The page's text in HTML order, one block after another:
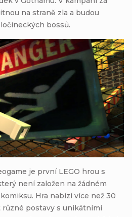
na straně zla a budou
bossů.
je první LEGO hrou s
není založen na žádném
Hra nabízí více než 30
různé postavy s unikátními